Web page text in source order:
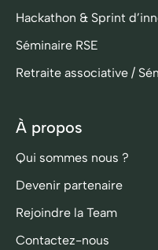
Hackathon & Sprint
Séminaire RSE
Retraite associative /
À propos
Qui sommes nous ?
Devenir partenaire
Rejoindre la Team
Contactez-nous